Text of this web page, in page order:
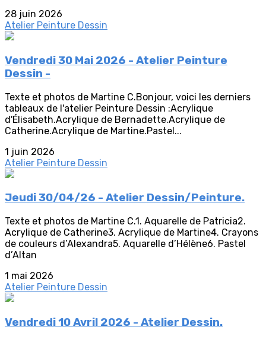
28 juin 2026
Atelier Peinture Dessin
Vendredi 30 Mai 2026 - Atelier Peinture
Dessin -
Texte et photos de Martine C.Bonjour, voici les derniers
tableaux de l'atelier Peinture Dessin :Acrylique
d'Élisabeth.Acrylique de Bernadette.Acrylique de
Catherine.Acrylique de Martine.Pastel...
1 juin 2026
Atelier Peinture Dessin
Jeudi 30/04/26 - Atelier Dessin/Peinture.
Texte et photos de Martine C.1. Aquarelle de Patricia2.
Acrylique de Catherine3. Acrylique de Martine4. Crayons
de couleurs d’Alexandra5. Aquarelle d’Hélène6. Pastel
d’Altan
1 mai 2026
Atelier Peinture Dessin
Vendredi 10 Avril 2026 - Atelier Dessin.